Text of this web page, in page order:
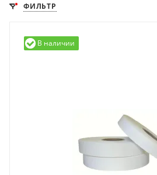
ФИЛЬТР
В наличии